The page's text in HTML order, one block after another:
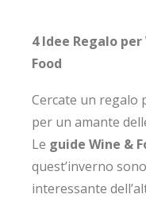
4 Idee Regalo
Food
Cercate un regalo
per un amante
Le guide Wine &
quest’inverno
interessante